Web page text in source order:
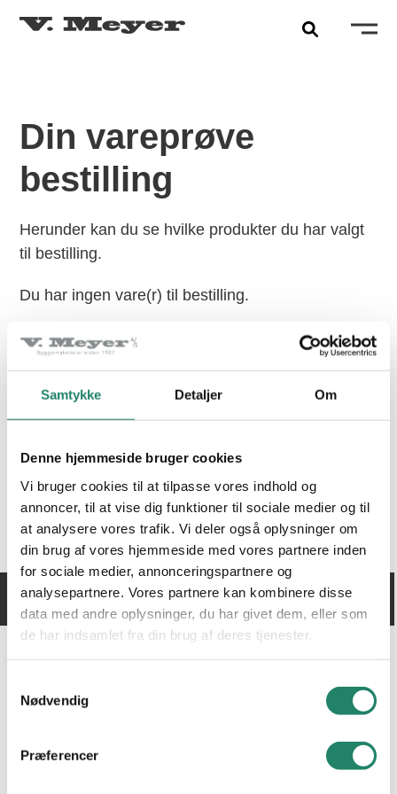
Samtykke Detaljer Om
Denne hjemmeside bruger cookies
Vi bruger cookies til at tilpasse vores indhold og
annoncer, til at vise dig funktioner til sociale medier og til
at analysere vores trafik. Vi deler også oplysninger om
din brug af vores hjemmeside med vores partnere inden
for sociale medier, annonceringspartnere og
analysepartnere. Vores partnere kan kombinere disse
data med andre oplysninger, du har givet dem, eller som
de har indsamlet fra din brug af deres tjenester.
Nødvendig
Præferencer
PRODUKTER
Tegltagsten
Facadetegl
Naturskifer
Alle produkter
INSPIRATION
Alle projekter
VIDEN
Cradle to Cradle
Nyheder
Din vareprøve
bestilling
Herunder kan du se hvilke produkter du har valgt
til bestilling.
Du har ingen vare(r) til bestilling.
vareprøve.
Du kan finde de produkter der passer dig, her:
FACADETEGL NATURSKIFER